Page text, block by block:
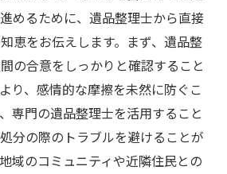
めるために、遺品整理士から直接
恵をお伝えします。まず、遺品整
の合意をしっかりと確認すること
り、感情的な摩擦を未然に防ぐこ
専門の遺品整理士を活用すること
分の際のトラブルを避けることが
域のコミュニティや近隣住民との